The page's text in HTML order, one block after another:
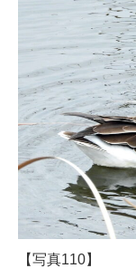
【写真110】